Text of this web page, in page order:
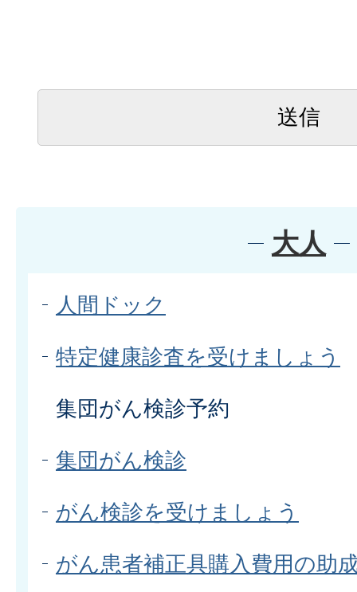
大人
人間ドック
特定健康診査を受けましょう
集団がん検診予約
集団がん検診
がん検診を受けましょう
がん患者補正具購入費用の助